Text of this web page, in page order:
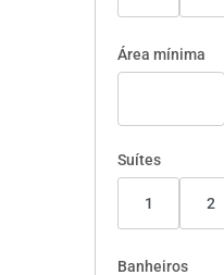
Área mínima
Suítes
1 2
Banheiros